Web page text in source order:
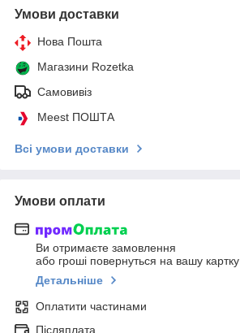
Умови доставки
Нова Пошта
Магазини Rozetka
Самовивіз
Meest ПОШТА
Всі умови доставки
Умови оплати
Ви отримаєте замовлення
або гроші повернуться на вашу картку
Детальніше
Оплатити частинами
Післяплата